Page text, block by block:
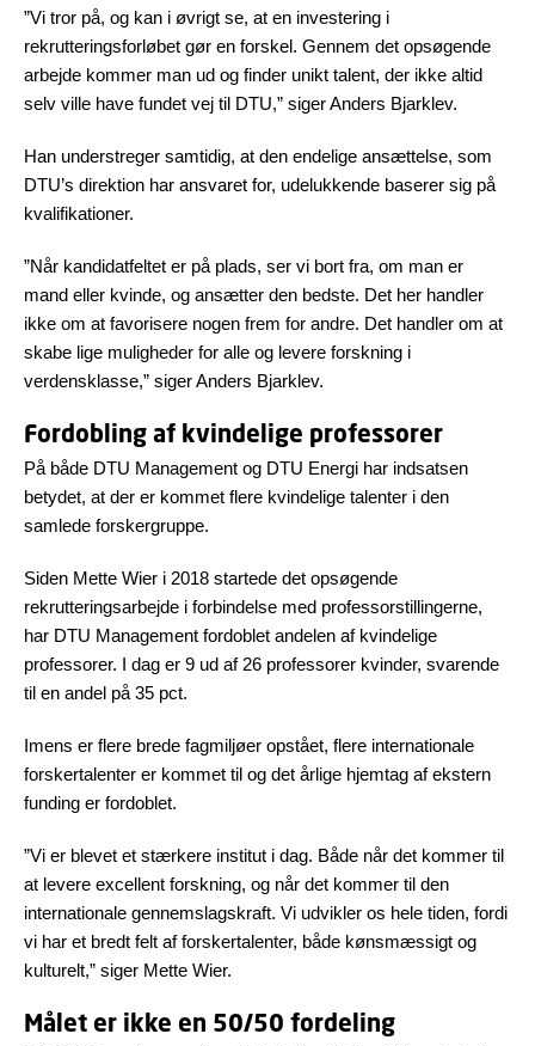
”Vi tror på, og kan i øvrigt se, at en investering i
rekrutteringsforløbet gør en forskel. Gennem det opsøgende
arbejde kommer man ud og finder unikt talent, der ikke altid
selv ville have fundet vej til DTU,” siger Anders Bjarklev.
Han understreger samtidig, at den endelige ansættelse, som
DTU’s direktion har ansvaret for, udelukkende baserer sig på
kvalifikationer.
”Når kandidatfeltet er på plads, ser vi bort fra, om man er
mand eller kvinde, og ansætter den bedste. Det her handler
ikke om at favorisere nogen frem for andre. Det handler om at
skabe lige muligheder for alle og levere forskning i
verdensklasse,” siger Anders Bjarklev.
Fordobling af kvindelige professorer
På både DTU Management og DTU Energi har indsatsen
betydet, at der er kommet flere kvindelige talenter i den
samlede forskergruppe.
Siden Mette Wier i 2018 startede det opsøgende
rekrutteringsarbejde i forbindelse med professorstillingerne,
har DTU Management fordoblet andelen af kvindelige
professorer. I dag er 9 ud af 26 professorer kvinder, svarende
til en andel på 35 pct.
Imens er flere brede fagmiljøer opstået, flere internationale
forskertalenter er kommet til og det årlige hjemtag af ekstern
funding er fordoblet.
”Vi er blevet et stærkere institut i dag. Både når det kommer til
at levere excellent forskning, og når det kommer til den
internationale gennemslagskraft. Vi udvikler os hele tiden, fordi
vi har et bredt felt af forskertalenter, både kønsmæssigt og
kulturelt,” siger Mette Wier.
Målet er ikke en 50/50 fordeling